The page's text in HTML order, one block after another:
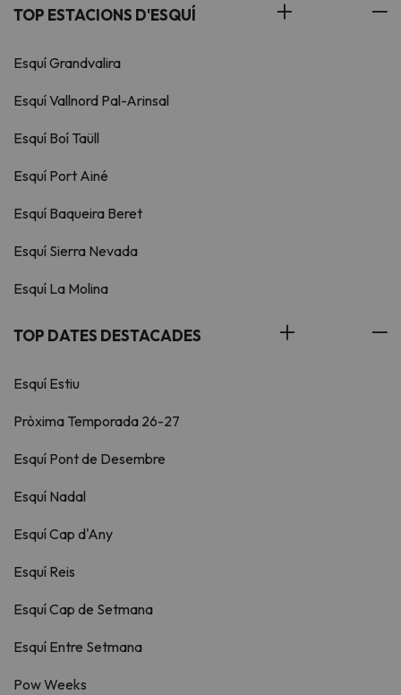
TOP ESTACIONS D'ESQUÍ
Esquí Grandvalira
Esquí Vallnord Pal-Arinsal
Esquí Boí Taüll
Esquí Port Ainé
Esquí Baqueira Beret
Esquí Sierra Nevada
Esquí La Molina
TOP DATES DESTACADES
Esquí Estiu
Pròxima Temporada 26-27
Esquí Pont de Desembre
Esquí Nadal
Esquí Cap d'Any
Esquí Reis
Esquí Cap de Setmana
Esquí Entre Setmana
Pow Weeks